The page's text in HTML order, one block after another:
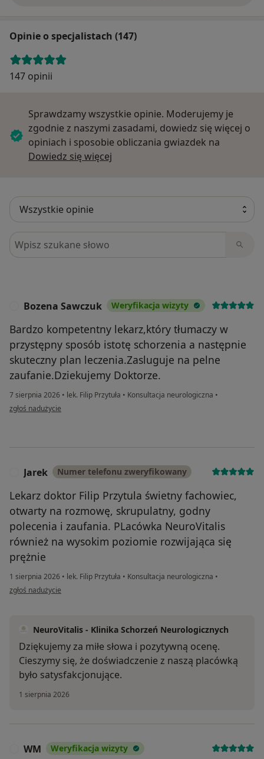
Opinie o specjalistach (147)
147 opinii
Sprawdzamy wszystkie opinie. Moderujemy je
zgodnie z naszymi zasadami, dowiedz się więcej o
opiniach i sposobie obliczania gwiazdek na
Dowiedz się więcej
Szukaj w opiniach
Bozena Sawczuk Weryfikacja wizyty
Bardzo kompetentny lekarz,który tłumaczy w
przystępny sposób istotę schorzenia a następnie
skuteczny plan leczenia.Zasluguje na pelne
zaufanie.Dziekujemy Doktorze.
7 sierpnia 2026 • lek. Filip Przytuła • Konsultacja neurologiczna •
w opinii użytkownika Bozena Sawczuk
zgłoś nadużycie
Jarek Numer telefonu zweryfikowany
Lekarz doktor Filip Przytula świetny fachowiec,
otwarty na rozmowę, skrupulatny, godny
polecenia i zaufania. PLacówka NeuroVitalis
również na wysokim poziomie rozwijająca się
prężnie
1 sierpnia 2026 • lek. Filip Przytuła • Konsultacja neurologiczna •
w opinii użytkownika Jarek
zgłoś nadużycie
NeuroVitalis - Klinika Schorzeń Neurologicznych
Dziękujemy za miłe słowa i pozytywną ocenę.
Cieszymy się, że doświadczenie z naszą placówką
było satysfakcjonujące.
1 sierpnia 2026
WM Weryfikacja wizyty